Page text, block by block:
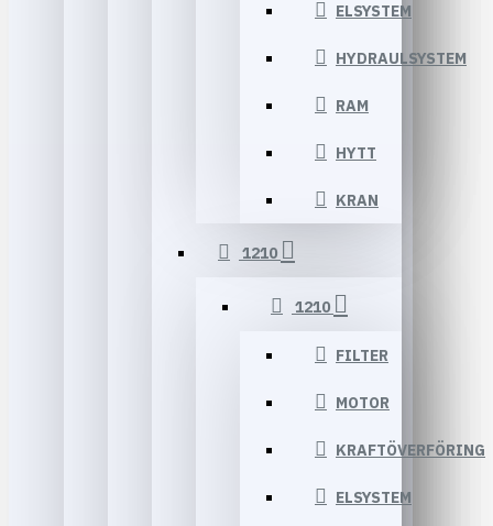
ELSYSTEM
HYDRAULSYSTEM
RAM
HYTT
KRAN
1210
1210
FILTER
MOTOR
KRAFTÖVERFÖRING
ELSYSTEM